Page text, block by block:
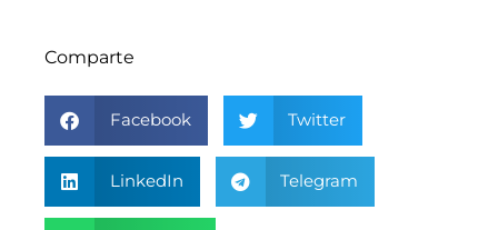
Comparte
Facebook Twitter
LinkedIn Telegram